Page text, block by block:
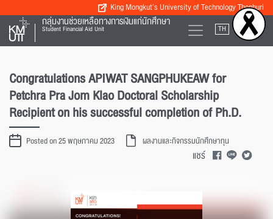
King Mongkut’s University of Technology Thonburi
กลุ่มงานช่วยเหลือทางการเงินแก่นักศึกษา
Student Financial Aid Unit TH EN
Congratulations APIWAT SANGPHUKEAW for
Petchra Pra Jom Klao Doctoral Scholarship
Recipient on his successful completion of Ph.D.
Posted on 25 พฤษภาคม 2023 ผลงานและกิจกรรมนักศึกษาทุน
แชร์